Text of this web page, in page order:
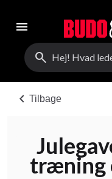
menu
search
chevron_left Tilbage
Julegavetips – sko til
træning